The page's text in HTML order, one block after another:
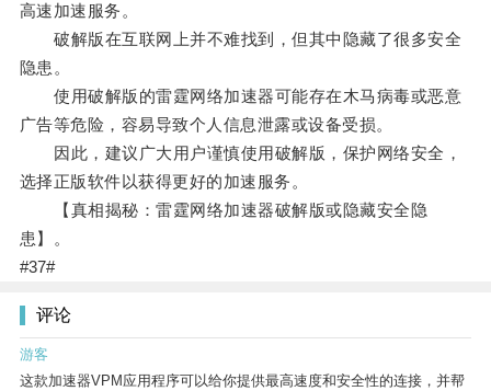
高速加速服务。
破解版在互联网上并不难找到，但其中隐藏了很多安全
隐患。
使用破解版的雷霆网络加速器可能存在木马病毒或恶意
广告等危险，容易导致个人信息泄露或设备受损。
因此，建议广大用户谨慎使用破解版，保护网络安全，
选择正版软件以获得更好的加速服务。
【真相揭秘：雷霆网络加速器破解版或隐藏安全隐
患】。
#37#
评论
游客
这款加速器VPM应用程序可以给你提供最高速度和安全性的连接，并帮